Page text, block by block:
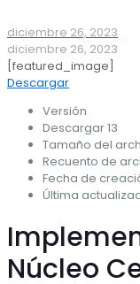
diciembre 26, 2023
diciembre 26, 2023
[featured_image]
Descargar
Versión
Descargar13
Tamaño del
Recuento de
Fecha de
Última
Núcleo